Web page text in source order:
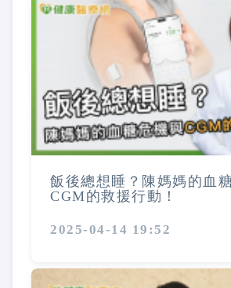
飯後總想睡？陳媽媽的血
CGM的救援行動！
2025-04-14 19:52